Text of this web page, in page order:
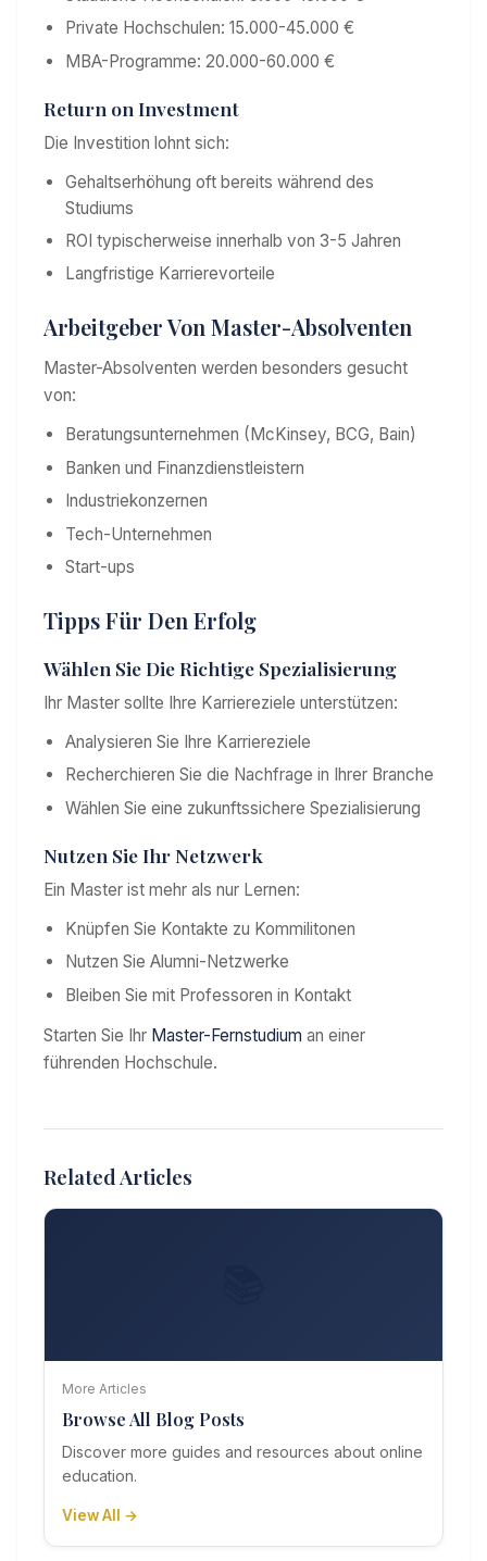
Private Hochschulen: 15.000-45.000 €
MBA-Programme: 20.000-60.000 €
Return on Investment
Die Investition lohnt sich:
Gehaltserhöhung oft bereits während des
Studiums
ROI typischerweise innerhalb von 3-5 Jahren
Langfristige Karrierevorteile
Arbeitgeber Von Master-Absolventen
Master-Absolventen werden besonders gesucht
von:
Beratungsunternehmen (McKinsey, BCG, Bain)
Banken und Finanzdienstleistern
Industriekonzernen
Tech-Unternehmen
Start-ups
Tipps Für Den Erfolg
Wählen Sie Die Richtige Spezialisierung
Ihr Master sollte Ihre Karriereziele unterstützen:
Analysieren Sie Ihre Karriereziele
Recherchieren Sie die Nachfrage in Ihrer Branche
Wählen Sie eine zukunftssichere Spezialisierung
Nutzen Sie Ihr Netzwerk
Ein Master ist mehr als nur Lernen:
Knüpfen Sie Kontakte zu Kommilitonen
Nutzen Sie Alumni-Netzwerke
Bleiben Sie mit Professoren in Kontakt
Starten Sie Ihr Master-Fernstudium an einer
führenden Hochschule.
Related Articles
More Articles
Browse All Blog Posts
Discover more guides and resources about online
education.
View All →